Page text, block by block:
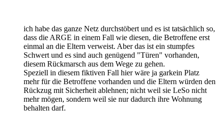
ich habe das ganze Netz durchstöbert und es ist tatsächlich so,
dass die ARGE in einem Fall wie diesen, die Betroffene erst
einmal an die Eltern verweist. Aber das ist ein stumpfes
Schwert und es sind auch genügend "Türen" vorhanden,
diesem Rückmarsch aus dem Wege zu gehen.
Speziell in diesem fiktiven Fall hier wäre ja garkein Platz
mehr für die Betroffene vorhanden und die Eltern würden den
Rückzug mit Sicherheit ablehnen; nicht weil sie LeSo nicht
mehr mögen, sondern weil sie nur dadurch ihre Wohnung
behalten darf.